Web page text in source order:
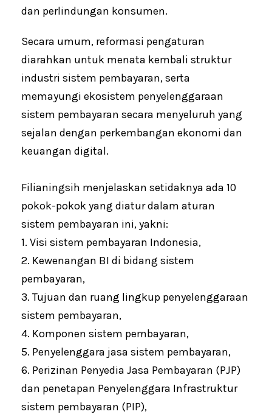
dan perlindungan konsumen.
Secara umum, reformasi pengaturan
diarahkan untuk menata kembali struktur
industri sistem pembayaran, serta
memayungi ekosistem penyelenggaraan
sistem pembayaran secara menyeluruh yang
sejalan dengan perkembangan ekonomi dan
keuangan digital.
Filianingsih menjelaskan setidaknya ada 10
pokok-pokok yang diatur dalam aturan
sistem pembayaran ini, yakni:
1. Visi sistem pembayaran Indonesia,
2. Kewenangan BI di bidang sistem
pembayaran,
3. Tujuan dan ruang lingkup penyelenggaraan
sistem pembayaran,
4. Komponen sistem pembayaran,
5. Penyelenggara jasa sistem pembayaran,
6. Perizinan Penyedia Jasa Pembayaran (PJP)
dan penetapan Penyelenggara Infrastruktur
sistem pembayaran (PIP),